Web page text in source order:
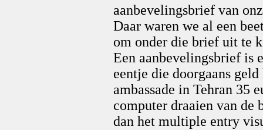
aanbevelingsbrief van
Daar waren we al een
om onder die brief uit te
Een aanbevelingsbrief is
eentje die doorgaans
ambassade in Tehran 35
computer draaien van
dan het multiple entry